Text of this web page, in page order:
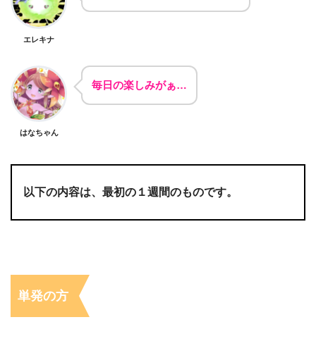
エレキナ
はなちゃん
毎日の楽しみがぁ…
以下の内容は、最初の１週間のものです。
単発の方